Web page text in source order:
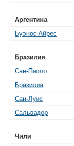
Аргентина
Буэнос-Айрес
Бразилия
Сан-Паоло
Бразилиа
Сан-Луис
Сальвадор
Чили